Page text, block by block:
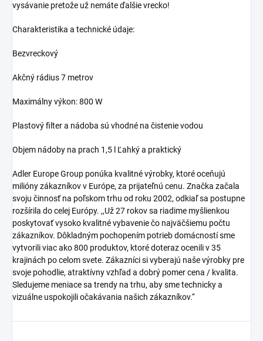
vysávanie pretože už nemáte ďalšie vrecko!
Charakteristika a technické údaje:
Bezvreckový
Akčný rádius 7 metrov
Maximálny výkon: 800 W
Plastový filter a nádoba sú vhodné na čistenie vodou
Objem nádoby na prach 1,5 l Ľahký a praktický
Adler Europe Group ponúka kvalitné výrobky, ktoré oceňujú
milióny zákazníkov v Európe, za prijateľnú cenu. Značka začala
svoju činnosť na poľskom trhu od roku 2002, odkiaľ sa postupne
rozšírila do celej Európy. ,,Už 27 rokov sa riadime myšlienkou
poskytovať vysoko kvalitné vybavenie čo najväčšiemu počtu
zákazníkov. Dôkladným pochopením potrieb domácností sme
vytvorili viac ako 800 produktov, ktoré doteraz ocenili v 35
krajinách po celom svete. Zákazníci si vyberajú naše výrobky pre
svoje pohodlie, atraktívny vzhľad a dobrý pomer cena / kvalita.
Sledujeme meniace sa trendy na trhu, aby sme technicky a
vizuálne uspokojili očakávania našich zákazníkov.‘‘